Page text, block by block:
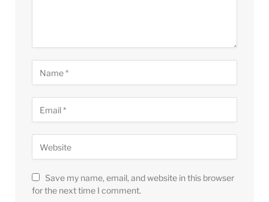
Save my name, email, and website in this browser
for the next time I comment.